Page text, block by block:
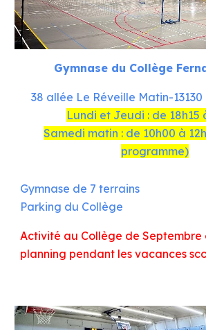
Gymnase du Collège
38 allée Le Réveille Matin-
Lundi et Jeudi : de 18h15
Samedi matin : de 10h00 à
programme)
Gymnase de 7 terrains
Parking du Collège
Activité au Collège de Septembre
planning pendant les vacances